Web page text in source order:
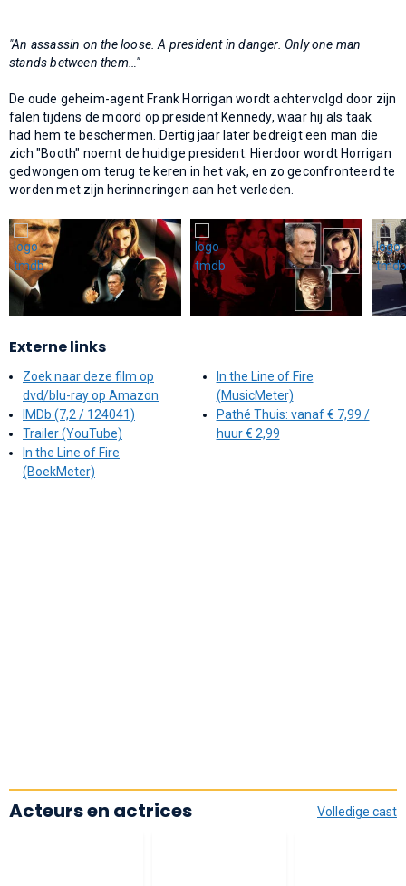
"An assassin on the loose. A president in danger. Only one man
stands between them…"
De oude geheim-agent Frank Horrigan wordt achtervolgd door zijn
falen tijdens de moord op president Kennedy, waar hij als taak
had hem te beschermen. Dertig jaar later bedreigt een man die
zich "Booth" noemt de huidige president. Hierdoor wordt Horrigan
gedwongen om terug te keren in het vak, en zo geconfronteerd te
worden met zijn herinneringen aan het verleden.
Externe links
Zoek naar deze film op
dvd/blu-ray op Amazon
IMDb (7,2 / 124041)
Trailer (YouTube)
In the Line of Fire
(BoekMeter)
In the Line of Fire
(MusicMeter)
Pathé Thuis: vanaf € 7,99 /
huur € 2,99
Volledige cast
Acteurs en actrices